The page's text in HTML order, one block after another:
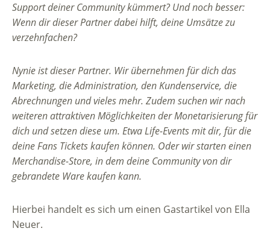
Support deiner Community kümmert? Und noch besser:
Wenn dir dieser Partner dabei hilft, deine Umsätze zu
verzehnfachen?
Nynie ist dieser Partner. Wir übernehmen für dich das
Marketing, die Administration, den Kundenservice, die
Abrechnungen und vieles mehr. Zudem suchen wir nach
weiteren attraktiven Möglichkeiten der Monetarisierung für
dich und setzen diese um. Etwa Life-Events mit dir, für die
deine Fans Tickets kaufen können. Oder wir starten einen
Merchandise-Store, in dem deine Community von dir
gebrandete Ware kaufen kann.
Hierbei handelt es sich um einen Gastartikel von Ella
Neuer.